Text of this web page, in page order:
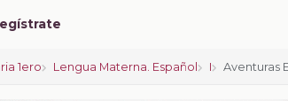
1ero Lengua Materna. Español I Aventuras